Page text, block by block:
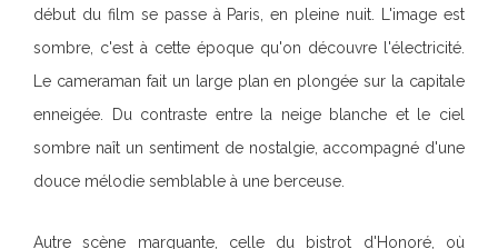
début du film se passe à Paris, en pleine nuit. L'image est
sombre, c'est à cette époque qu'on découvre l'électricité.
Le cameraman fait un large plan en plongée sur la capitale
enneigée. Du contraste entre la neige blanche et le ciel
sombre naît un sentiment de nostalgie, accompagné d'une
douce mélodie semblable à une berceuse.
Autre scène marquante, celle du bistrot d'Honoré, où